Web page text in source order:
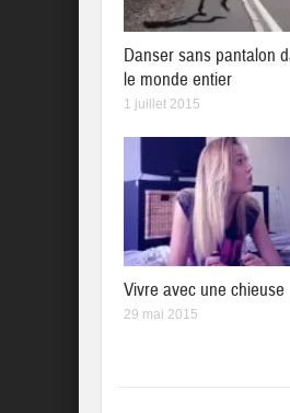
Danser sans pantalon
le monde entier
1 juillet 2015
Vivre avec une chieuse
29 mai 2015